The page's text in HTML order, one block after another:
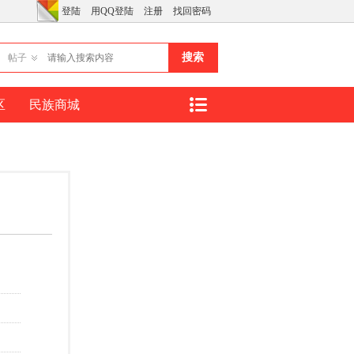
登陆 用QQ登陆 注册 找回密码
帖子 搜索
民族商城